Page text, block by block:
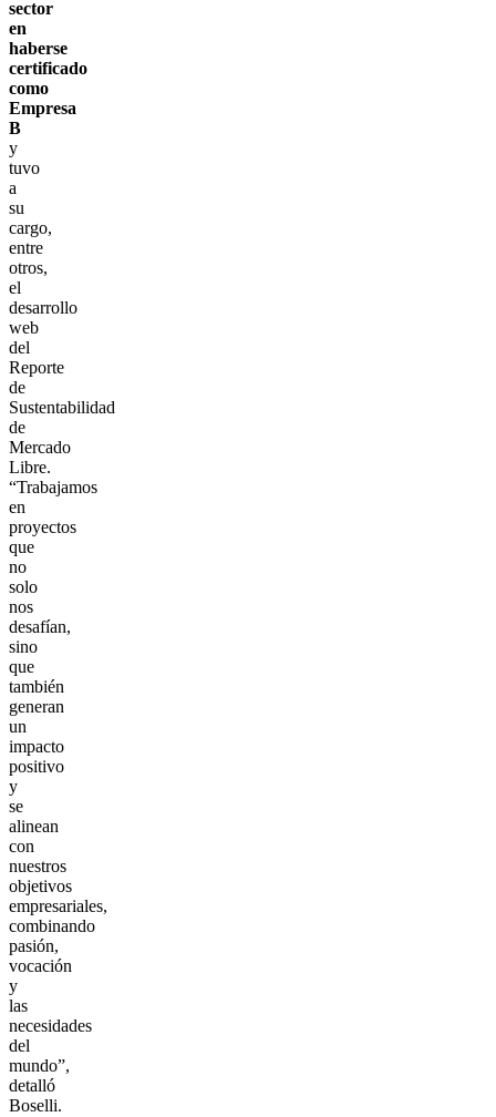
sector
en
haberse
certificado
como
Empresa
B
y
tuvo
a
su
cargo,
entre
otros,
el
desarrollo
web
del
Reporte
de
Sustentabilidad
de
Mercado
Libre.
“Trabajamos
en
proyectos
que
no
solo
nos
desafían,
sino
que
también
generan
un
impacto
positivo
y
se
alinean
con
nuestros
objetivos
empresariales,
combinando
pasión,
vocación
y
las
necesidades
del
mundo”,
detalló
Boselli.